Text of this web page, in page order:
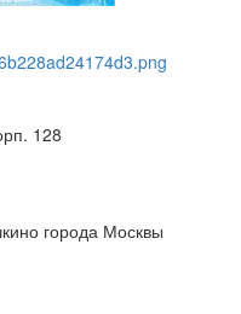
128
города Москвы